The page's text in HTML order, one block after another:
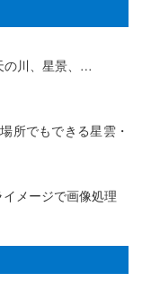
の川、星景、…
所でもできる星雲・
メージで画像処理